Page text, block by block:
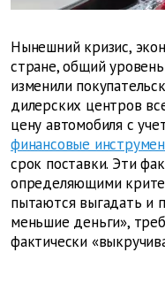
Нынешний кризис,
стране, общий
изменили
дилерских центров
цену автомобиля с
финансовые
срок поставки. Эти
определяющими
пытаются выгадать и
меньшие деньги»,
фактически